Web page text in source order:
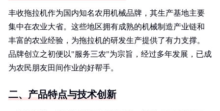
丰收拖拉机作为国内知名农用机械品牌，其生产基地主要
集中在农业大省。这些地区拥有成熟的机械制造产业链和
丰富的农业经验，为拖拉机的研发生产提供了有力支撑。
品牌创立之初便以"服务三农"为宗旨，经过多年发展，已成
为农民朋友田间作业的好帮手。
二、产品特点与技术创新